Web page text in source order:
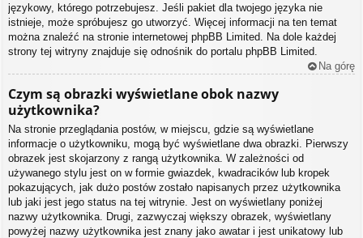
językowy, którego potrzebujesz. Jeśli pakiet dla twojego języka nie
istnieje, może spróbujesz go utworzyć. Więcej informacji na ten temat
można znaleźć na stronie internetowej phpBB Limited. Na dole każdej
strony tej witryny znajduje się odnośnik do portalu phpBB Limited.
Na górę
Czym są obrazki wyświetlane obok nazwy
użytkownika?
Na stronie przeglądania postów, w miejscu, gdzie są wyświetlane
informacje o użytkowniku, mogą być wyświetlane dwa obrazki. Pierwszy
obrazek jest skojarzony z rangą użytkownika. W zależności od
używanego stylu jest on w formie gwiazdek, kwadracików lub kropek
pokazujących, jak dużo postów zostało napisanych przez użytkownika
lub jaki jest jego status na tej witrynie. Jest on wyświetlany poniżej
nazwy użytkownika. Drugi, zazwyczaj większy obrazek, wyświetlany
powyżej nazwy użytkownika jest znany jako awatar i jest unikatowy lub